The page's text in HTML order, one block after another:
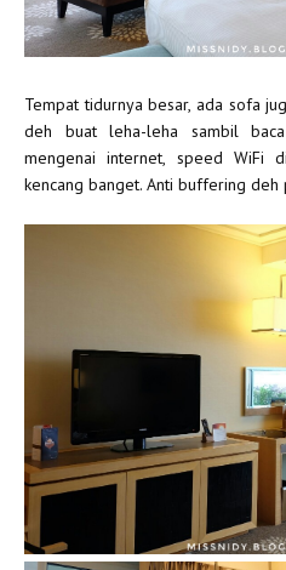
Tempat tidurnya besar, ada sofa
deh buat leha-leha sambil
mengenai internet, speed WiFi
kencang banget. Anti buffering deh